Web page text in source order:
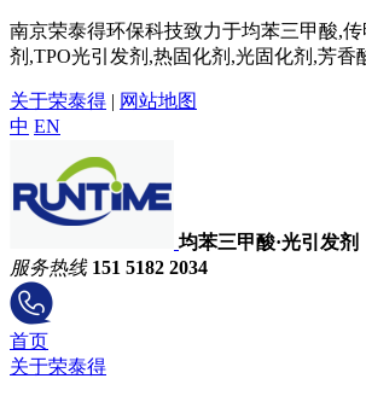
南京荣泰得环保科技致力于均苯三甲酸,
剂,TPO光引发剂,热固化剂,光固化剂,芳香
关于荣泰得 | 网站地图
中 EN
均苯三甲酸·光引发剂
服务热线 151 5182 2034
首页
关于荣泰得